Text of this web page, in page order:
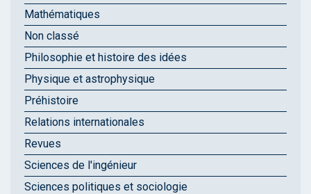
Mathématiques
Non classé
Philosophie et histoire des idées
Physique et astrophysique
Préhistoire
Relations internationales
Revues
Sciences de l'ingénieur
Sciences politiques et sociologie